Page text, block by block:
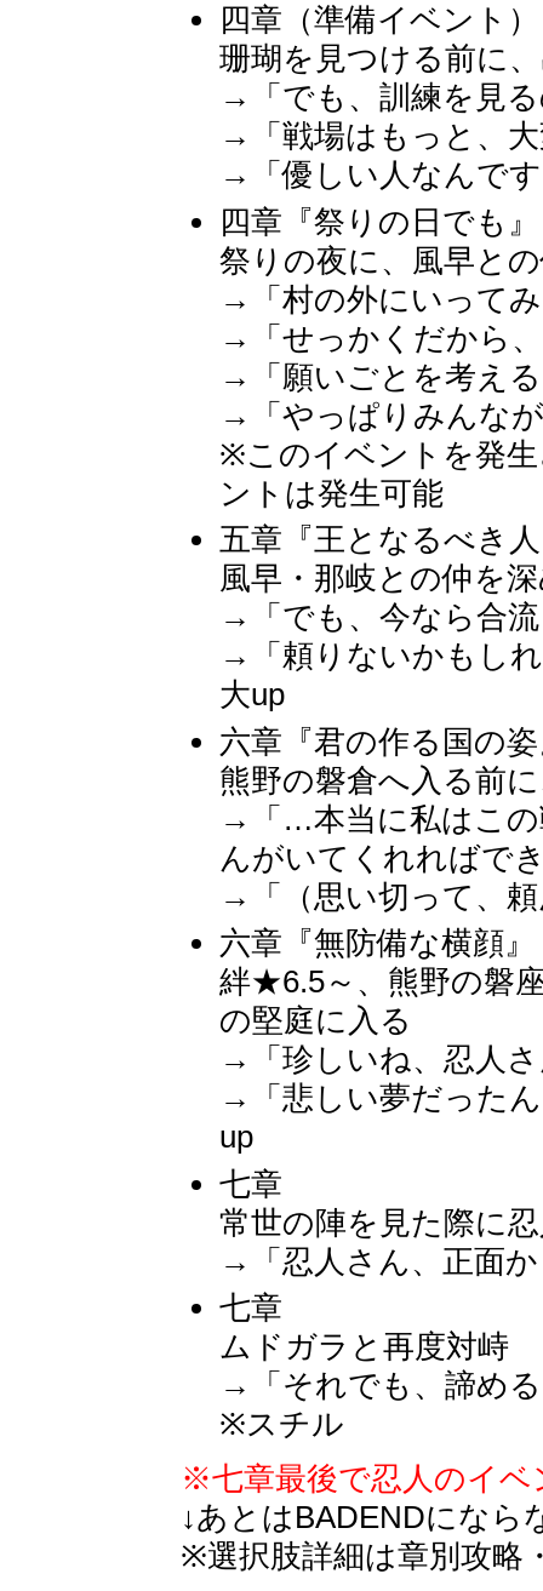
四章（準備イベント）
珊瑚を見つける前に
→「でも、訓練を見
→「戦場はもっと、
→「優しい人なんで
四章『祭りの日でも』
祭りの夜に、風早と
→「村の外にいって
→「せっかくだから
→「願いごとを考え
→「やっぱりみんな
※このイベントを発
ントは発生可能
五章『王となるべき
風早・那岐との仲を
→「でも、今なら合
→「頼りないかもし
大up
六章『君の作る国の
熊野の磐倉へ入る前
→「…本当に私はこの
んがいてくれればで
→「（思い切って、
六章『無防備な横顔』
絆★6.5～、熊野の磐
の堅庭に入る
→「珍しいね、忍人
→「悲しい夢だった
up
七章
常世の陣を見た際に
→「忍人さん、正面
七章
ムドガラと再度対峙
→「それでも、諦め
※スチル
※七章最後で忍人のイベ
↓あとはBADENDになら
※選択肢詳細は章別攻略